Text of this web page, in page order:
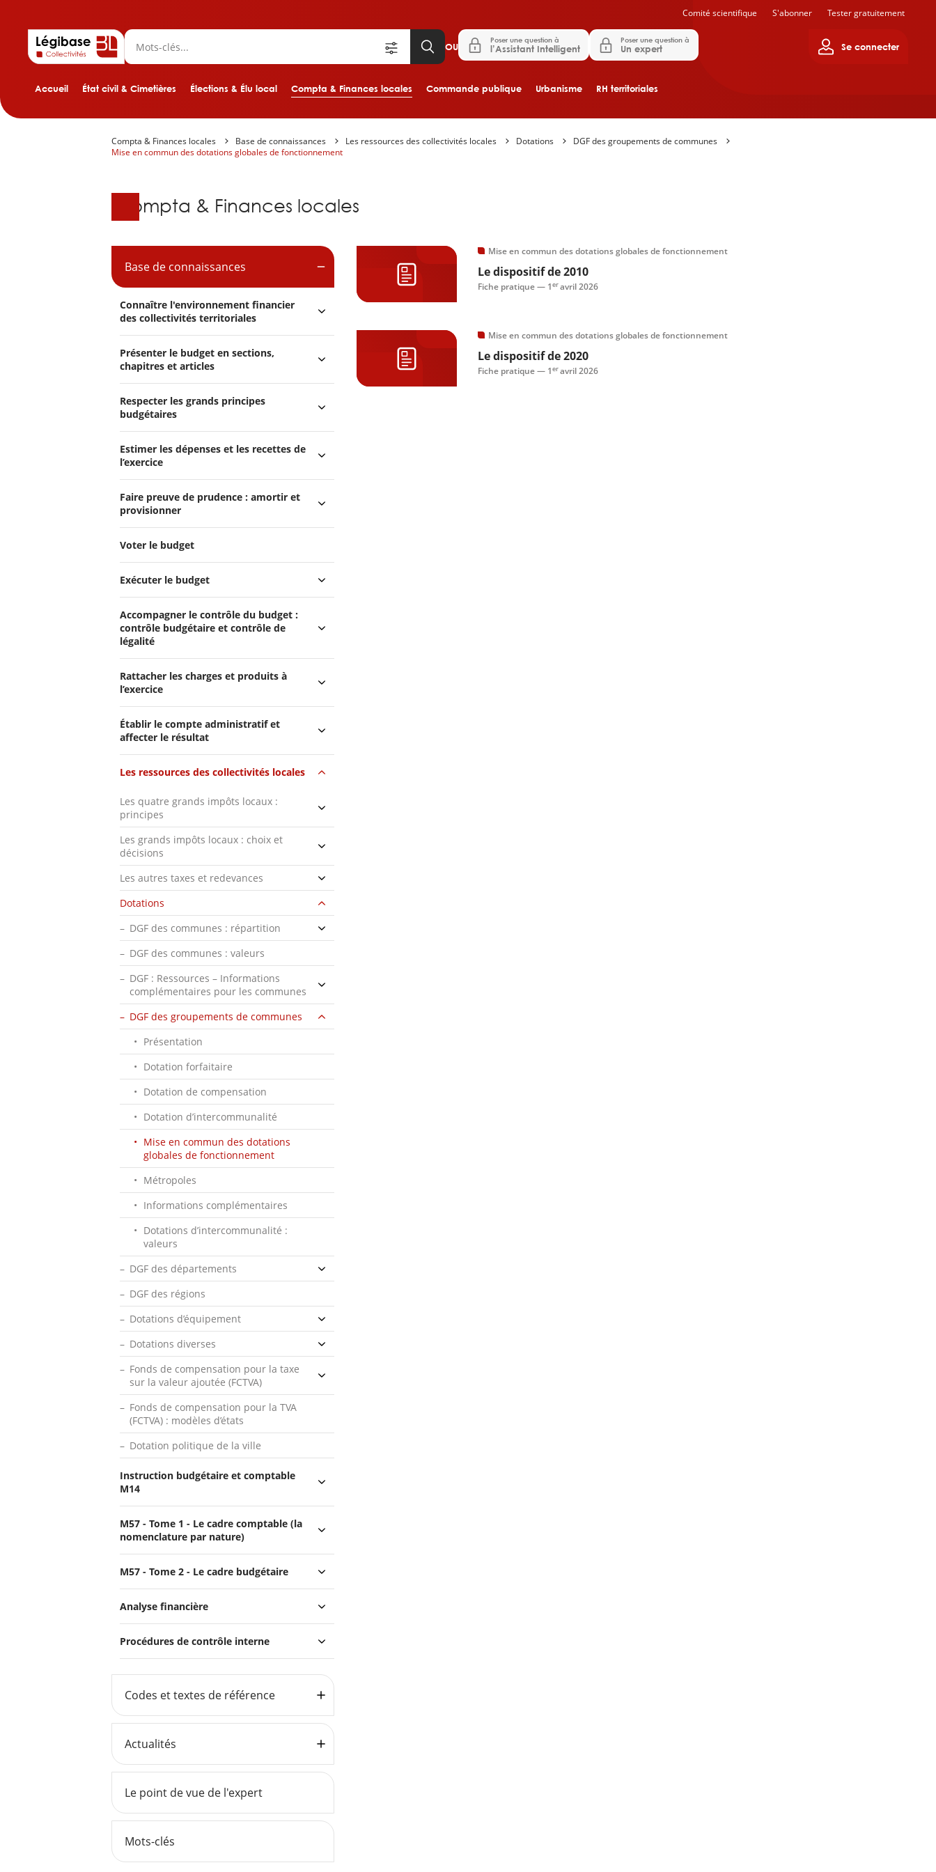
Aller au contenu principal
Accueil État civil & Cimetières Élections & Élu local Compta & Finances locales Commande publique Urbanisme RH territoriales
OU
Poser une question à
l’Assistant Intelligent
Poser une question à
Un expert Se connecter
Comité scientifique S'abonner Tester gratuitement
Compta & Finances locales Base de connaissances Les ressources des collectivités locales Dotations
DGF des groupements de communes
Mise en commun des dotations globales de fonctionnement
Base de connaissances
Compta & Finances locales
Mise en commun des dotations globales de fonctionnement
Le dispositif de 2010
Fiche pratique — 1eravril 2026
Mise en commun des dotations globales de fonctionnement
Le dispositif de 2020
Fiche pratique — 1eravril 2026
Base de connaissances
Connaître l'environnement financier
des collectivités territoriales
Présenter le budget en sections,
chapitres et articles
Respecter les grands principes
budgétaires
Estimer les dépenses et les recettes de
l’exercice
Faire preuve de prudence : amortir et
provisionner
Voter le budget
Exécuter le budget
Accompagner le contrôle du budget :
contrôle budgétaire et contrôle de
légalité
Rattacher les charges et produits à
l’exercice
Établir le compte administratif et
affecter le résultat
Les ressources des collectivités locales
Les quatre grands impôts locaux :
principes
Les grands impôts locaux : choix et
décisions
Les autres taxes et redevances
Dotations
DGF des communes : répartition
DGF des communes : valeurs
DGF : Ressources – Informations
complémentaires pour les communes
DGF des groupements de communes
Présentation
Dotation forfaitaire
Dotation de compensation
Dotation d’intercommunalité
Mise en commun des dotations
globales de fonctionnement
Métropoles
Informations complémentaires
Dotations d’intercommunalité :
valeurs
DGF des départements
DGF des régions
Dotations d’équipement
Dotations diverses
Fonds de compensation pour la taxe
sur la valeur ajoutée (FCTVA)
Fonds de compensation pour la TVA
(FCTVA) : modèles d’états
Dotation politique de la ville
Instruction budgétaire et comptable
M14
M57 - Tome 1 - Le cadre comptable (la
nomenclature par nature)
M57 - Tome 2 - Le cadre budgétaire
Analyse financière
Procédures de contrôle interne
Codes et textes de référence
Actualités
Le point de vue de l'expert
Mots-clés